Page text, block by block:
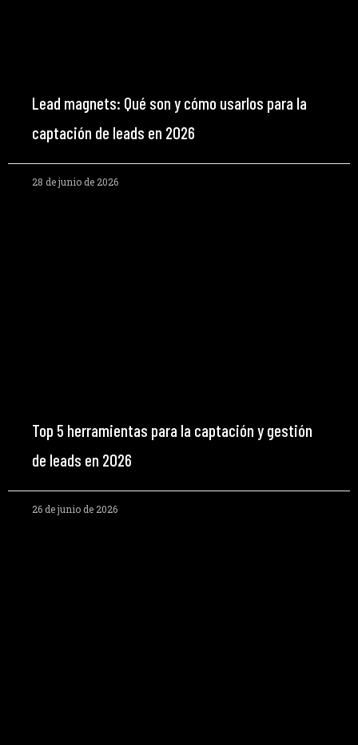
Lead magnets: Qué son y cómo usarlos para la
captación de leads en 2026
28 de junio de 2026
Top 5 herramientas para la captación y gestión
de leads en 2026
26 de junio de 2026